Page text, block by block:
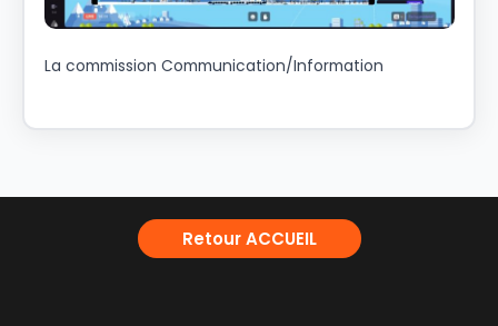
La commission Communication/Information
Retour ACCUEIL